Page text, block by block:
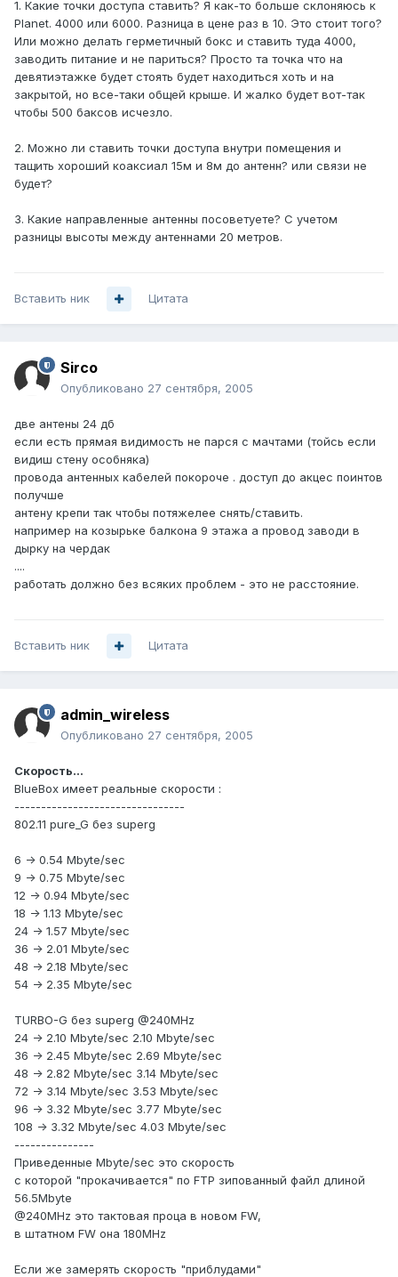
1. Какие точки доступа ставить? Я как-то больше склоняюсь к
Planet. 4000 или 6000. Разница в цене раз в 10. Это стоит того?
Или можно делать герметичный бокс и ставить туда 4000,
заводить питание и не париться? Просто та точка что на
девятиэтажке будет стоять будет находиться хоть и на
закрытой, но все-таки общей крыше. И жалко будет вот-так
чтобы 500 баксов исчезло.
2. Можно ли ставить точки доступа внутри помещения и
тащить хороший коаксиал 15м и 8м до антенн? или связи не
будет?
3. Какие направленные антенны посоветуете? С учетом
разницы высоты между антеннами 20 метров.
Вставить ник Цитата
Sirco
Опубликовано 27 сентября, 2005
две антены 24 дб
если есть прямая видимость не парся с мачтами (тойсь если
видиш стену особняка)
провода антенных кабелей покороче . доступ до акцес поинтов
получше
антену крепи так чтобы потяжелее снять/ставить.
например на козырьке балкона 9 этажа а провод заводи в
дырку на чердак
....
работать должно без всяких проблем - это не расстояние.
Вставить ник Цитата
admin_wireless
Опубликовано 27 сентября, 2005
Скорость...
BlueBox имеет реальные скорости :
--------------------------------
802.11 pure_G без superg
6 -> 0.54 Mbyte/sec
9 -> 0.75 Mbyte/sec
12 -> 0.94 Mbyte/sec
18 -> 1.13 Mbyte/sec
24 -> 1.57 Mbyte/sec
36 -> 2.01 Mbyte/sec
48 -> 2.18 Mbyte/sec
54 -> 2.35 Mbyte/sec
TURBO-G без superg @240MHz
24 -> 2.10 Mbyte/sec 2.10 Mbyte/sec
36 -> 2.45 Mbyte/sec 2.69 Mbyte/sec
48 -> 2.82 Mbyte/sec 3.14 Mbyte/sec
72 -> 3.14 Mbyte/sec 3.53 Mbyte/sec
96 -> 3.32 Mbyte/sec 3.77 Mbyte/sec
108 -> 3.32 Mbyte/sec 4.03 Mbyte/sec
---------------
Приведенные Mbyte/sec это скорость
с которой "прокачивается" по FTP зипованный файл длиной
56.5Mbyte
@240MHz это тактовая проца в новом FW,
в штатном FW она 180MHz
Если же замерять скорость "приблудами"